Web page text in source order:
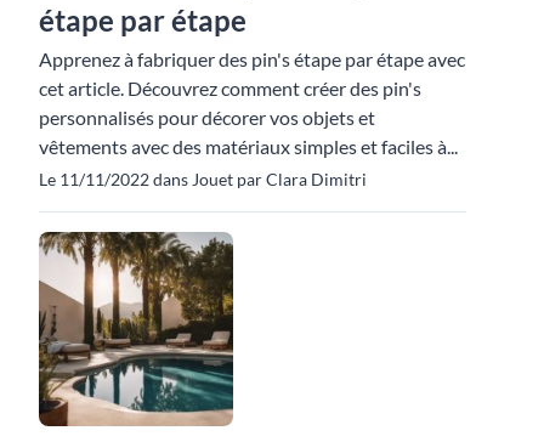
étape par étape
Apprenez à fabriquer des pin's étape par étape avec
cet article. Découvrez comment créer des pin's
personnalisés pour décorer vos objets et
vêtements avec des matériaux simples et faciles à...
Le 11/11/2022 dans Jouet par Clara Dimitri